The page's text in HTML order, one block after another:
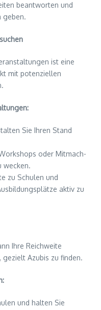
beantworten und
geben.
ist eine
mit potenziellen
Sie Ihren Stand
oder Mitmach-
wecken.
zu Schulen und
aktiv zu
Ihre Reichweite
Azubis zu finden.
und halten Sie